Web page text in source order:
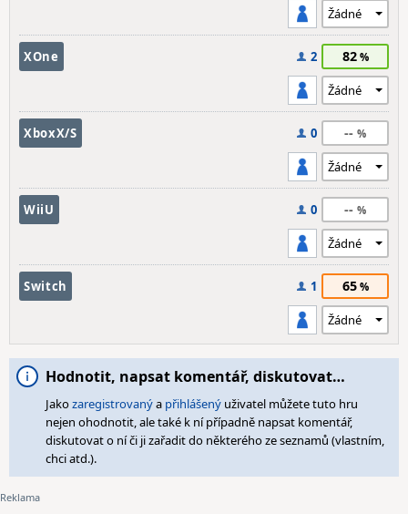
XOne 2 82
XboxX/S 0 --
WiiU 0 --
Switch 1 65
Hodnotit, napsat komentář, diskutovat…
Jakozaregistrovanýa přihlášený uživatel můžete tuto hru
nejen ohodnotit, ale také k ní případně napsat komentář,
diskutovat o ní či ji zařadit do některého ze seznamů (vlastním,
chci atd.).